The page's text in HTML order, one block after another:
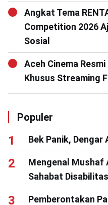
Angkat Tema
Competition 2026
Sosial
Aceh Cinema
Khusus Streaming
Populer
Bek Panik, Dengar
Mengenal Mushaf
Sahabat Disabilitas
Pemberontakan